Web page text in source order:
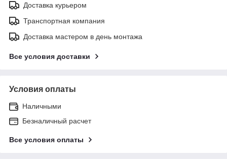
Доставка курьером
Транспортная компания
Доставка мастером в день монтажа
Все условия доставки
Условия оплаты
Наличными
Безналичный расчет
Все условия оплаты